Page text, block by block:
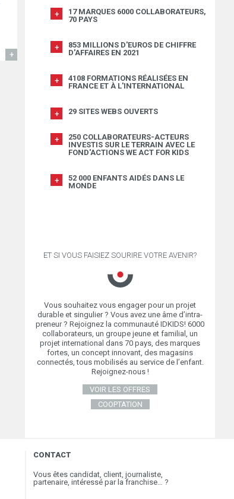
EN SAVOIR
17 MARQUES 6000 COLLABORATEURS,
70 PAYS
853 MILLIONS D'EUROS DE CHIFFRE
D'AFFAIRES EN 2021
4108 FORMATIONS RÉALISÉES EN
FRANCE ET À L'INTERNATIONAL
29 SITES WEBS OUVERTS
250 COLLABORATEURS-ACTEURS
INVESTIS SUR LE TERRAIN AVEC LE
FOND'ACTIONS WE ACT FOR KIDS
52 000 ENFANTS AIDÉS DANS LE
MONDE
ET SI VOUS FAISIEZ SOURIRE VOTRE AVENIR?
Vous souhaitez vous engager pour un projet
durable et singulier ? Vous avez une âme d’intra-
preneur ? Rejoignez la communauté IDKIDS! 6000
collaborateurs, un groupe jeune et familial, un
projet international dans 70 pays, des marques
fortes, un concept innovant, des magasins
connectés, tous mobilisés au service de l’enfant.
Rejoignez-nous !
VOIR LES OFFRES
COOPTATION
CONTACT
Vous êtes candidat, client, journaliste,
partenaire, intéressé par la franchise… ?